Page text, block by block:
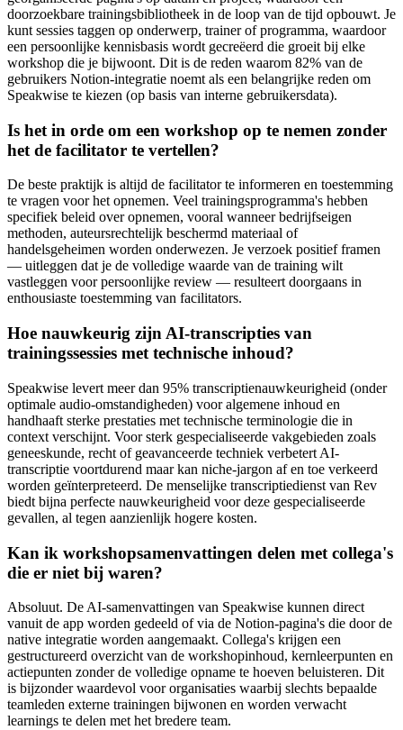
doorzoekbare trainingsbibliotheek in de loop van de tijd opbouwt. Je
kunt sessies taggen op onderwerp, trainer of programma, waardoor
een persoonlijke kennisbasis wordt gecreëerd die groeit bij elke
workshop die je bijwoont. Dit is de reden waarom 82% van de
gebruikers Notion-integratie noemt als een belangrijke reden om
Speakwise te kiezen (op basis van interne gebruikersdata).
Is het in orde om een workshop op te nemen zonder
het de facilitator te vertellen?
De beste praktijk is altijd de facilitator te informeren en toestemming
te vragen voor het opnemen. Veel trainingsprogramma's hebben
specifiek beleid over opnemen, vooral wanneer bedrijfseigen
methoden, auteursrechtelijk beschermd materiaal of
handelsgeheimen worden onderwezen. Je verzoek positief framen
— uitleggen dat je de volledige waarde van de training wilt
vastleggen voor persoonlijke review — resulteert doorgaans in
enthousiaste toestemming van facilitators.
Hoe nauwkeurig zijn AI-transcripties van
trainingssessies met technische inhoud?
Speakwise levert meer dan 95% transcriptienauwkeurigheid (onder
optimale audio-omstandigheden) voor algemene inhoud en
handhaaft sterke prestaties met technische terminologie die in
context verschijnt. Voor sterk gespecialiseerde vakgebieden zoals
geneeskunde, recht of geavanceerde techniek verbetert AI-
transcriptie voortdurend maar kan niche-jargon af en toe verkeerd
worden geïnterpreteerd. De menselijke transcriptiedienst van Rev
biedt bijna perfecte nauwkeurigheid voor deze gespecialiseerde
gevallen, al tegen aanzienlijk hogere kosten.
Kan ik workshopsamenvattingen delen met collega's
die er niet bij waren?
Absoluut. De AI-samenvattingen van Speakwise kunnen direct
vanuit de app worden gedeeld of via de Notion-pagina's die door de
native integratie worden aangemaakt. Collega's krijgen een
gestructureerd overzicht van de workshopinhoud, kernleerpunten en
actiepunten zonder de volledige opname te hoeven beluisteren. Dit
is bijzonder waardevol voor organisaties waarbij slechts bepaalde
teamleden externe trainingen bijwonen en worden verwacht
learnings te delen met het bredere team.